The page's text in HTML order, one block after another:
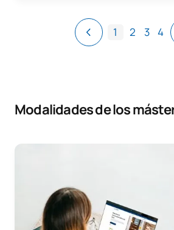
1 2 3 4
Modalidades de los